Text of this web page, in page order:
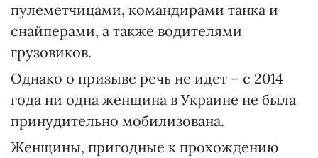
пулеметчицами, командирами танка и
снайперами, а также водителями
грузовиков.
Однако о призыве речь не идет – с 2014
года ни одна женщина в Украине не была
принудительно мобилизована.
Женщины, пригодные к прохождению